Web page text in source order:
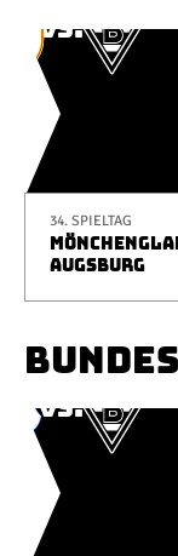
34. SPIELTAG
AUGSBURG